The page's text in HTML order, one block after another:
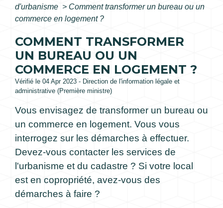
d'urbanisme > Comment transformer un bureau ou un
commerce en logement ?
COMMENT TRANSFORMER
UN BUREAU OU UN
COMMERCE EN LOGEMENT ?
Vérifié le 04 Apr 2023 - Direction de l'information légale et
administrative (Première ministre)
Vous envisagez de transformer un bureau ou
un commerce en logement. Vous vous
interrogez sur les démarches à effectuer.
Devez-vous contacter les services de
l'urbanisme et du cadastre ? Si votre local
est en copropriété, avez-vous des
démarches à faire ?